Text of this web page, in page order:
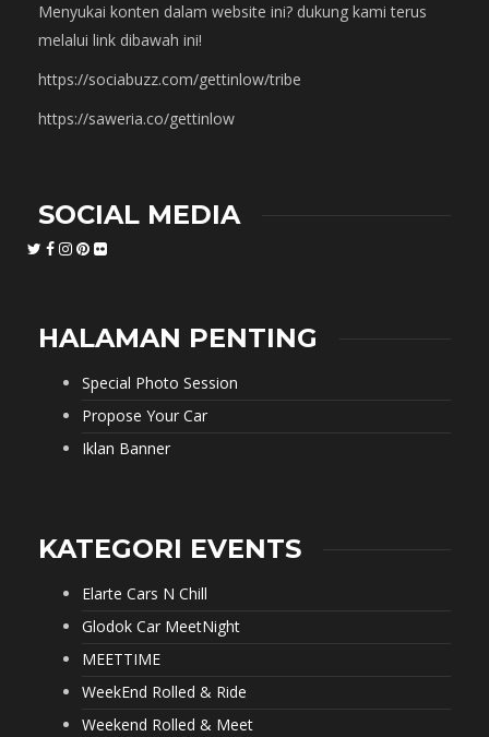
Menyukai konten dalam website ini? dukung kami terus
melalui link dibawah ini!
https://sociabuzz.com/gettinlow/tribe
https://saweria.co/gettinlow
SOCIAL MEDIA
HALAMAN PENTING
Special Photo Session
Propose Your Car
Iklan Banner
KATEGORI EVENTS
Elarte Cars N Chill
Glodok Car MeetNight
MEETTIME
WeekEnd Rolled & Ride
Weekend Rolled & Meet